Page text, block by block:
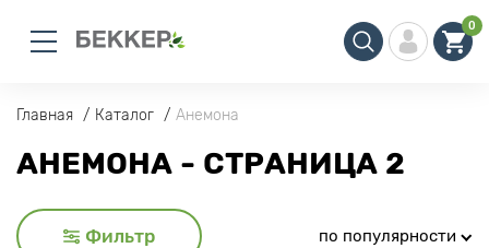
0
Главная Каталог Анемона
АНЕМОНА - СТРАНИЦА 2
Фильтр по популярности